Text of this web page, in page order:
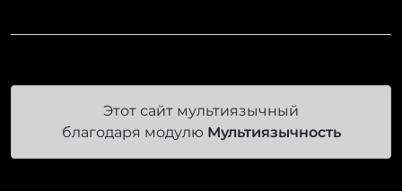
Этот сайт мультиязычный
благодаря модулю Мультиязычность